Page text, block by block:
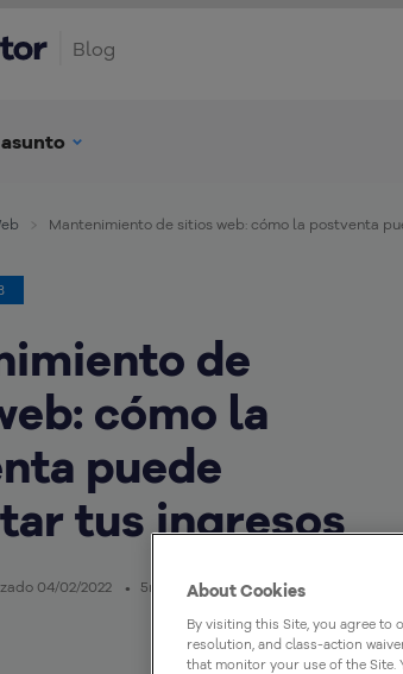
Blog
Mantenimiento de sitios web: cómo la postventa
de
cómo la
puede
tus ingresos
04/02/2022 5mins de lectura
About Cookies
By visiting this Site, you agree to
resolution, and class-action
that monitor your use of the